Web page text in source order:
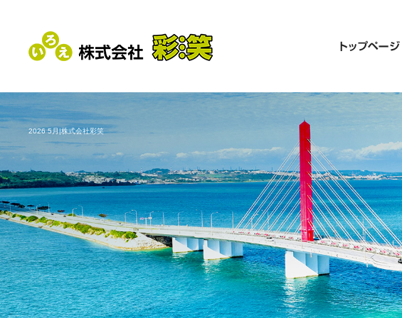
2026 5月|株式会社彩笑